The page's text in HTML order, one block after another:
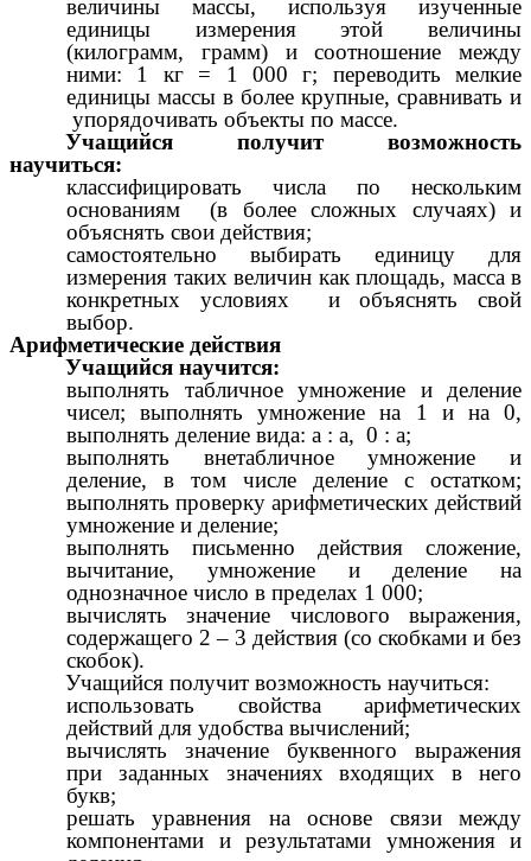
величины массы, используя изученные
единицы измерения этой величины
(килограмм, грамм) и соотношение между
ними: 1 кг = 1 000 г; переводить мелкие
единицы массы в более крупные, сравнивать и
упорядочивать объекты по массе.
Учащийся получит возможность
научиться:
классифицировать числа по нескольким
основаниям (в более сложных случаях) и
объяснять свои действия;
самостоятельно выбирать единицу для
измерения таких величин как площадь, масса в
конкретных условиях и объяснять свой
выбор.
Арифметические действия
Учащийся научится:
выполнять табличное умножение и деление
чисел; выполнять умножение на 1 и на 0,
выполнять деление вида: а : а, 0 : а;
выполнять внетабличное умножение и
деление, в том числе деление с остатком;
выполнять проверку арифметических действий
умножение и деление;
выполнять письменно действия сложение,
вычитание, умножение и деление на
однозначное число в пределах 1 000;
вычислять значение числового выражения,
содержащего 2 – 3 действия (со скобками и без
скобок).
Учащийся получит возможность научиться:
использовать свойства арифметических
действий для удобства вычислений;
вычислять значение буквенного выражения
при заданных значениях входящих в него
букв;
решать уравнения на основе связи между
компонентами и результатами умножения и